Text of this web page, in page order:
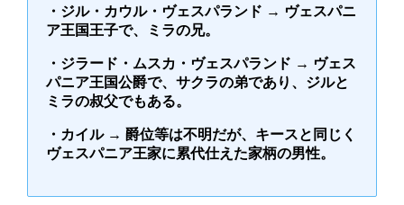
・ジル・カウル・ヴェスパランド → ヴェスパニ
ア王国王子で、ミラの兄。
・ジラード・ムスカ・ヴェスパランド → ヴェス
パニア王国公爵で、サクラの弟であり、ジルと
ミラの叔父でもある。
・カイル → 爵位等は不明だが、キースと同じく
ヴェスパニア王家に累代仕えた家柄の男性。